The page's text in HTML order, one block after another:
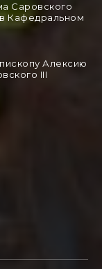
Саровского
Кафедральном
Алексию
III